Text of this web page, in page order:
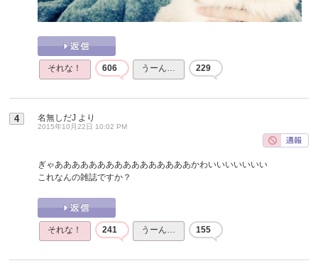
それな！ 606 うーん… 229
4 名無しだJ より
2015年10月22日 10:02 PM
ぎゃああああああああああああああああかわいいいいいいい
これなんの雑誌ですか？
それな！ 241 うーん… 155